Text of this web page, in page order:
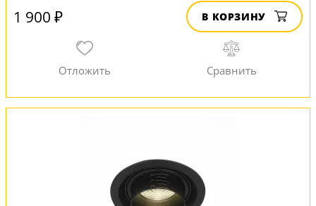
1 900 ₽ В КОРЗИНУ